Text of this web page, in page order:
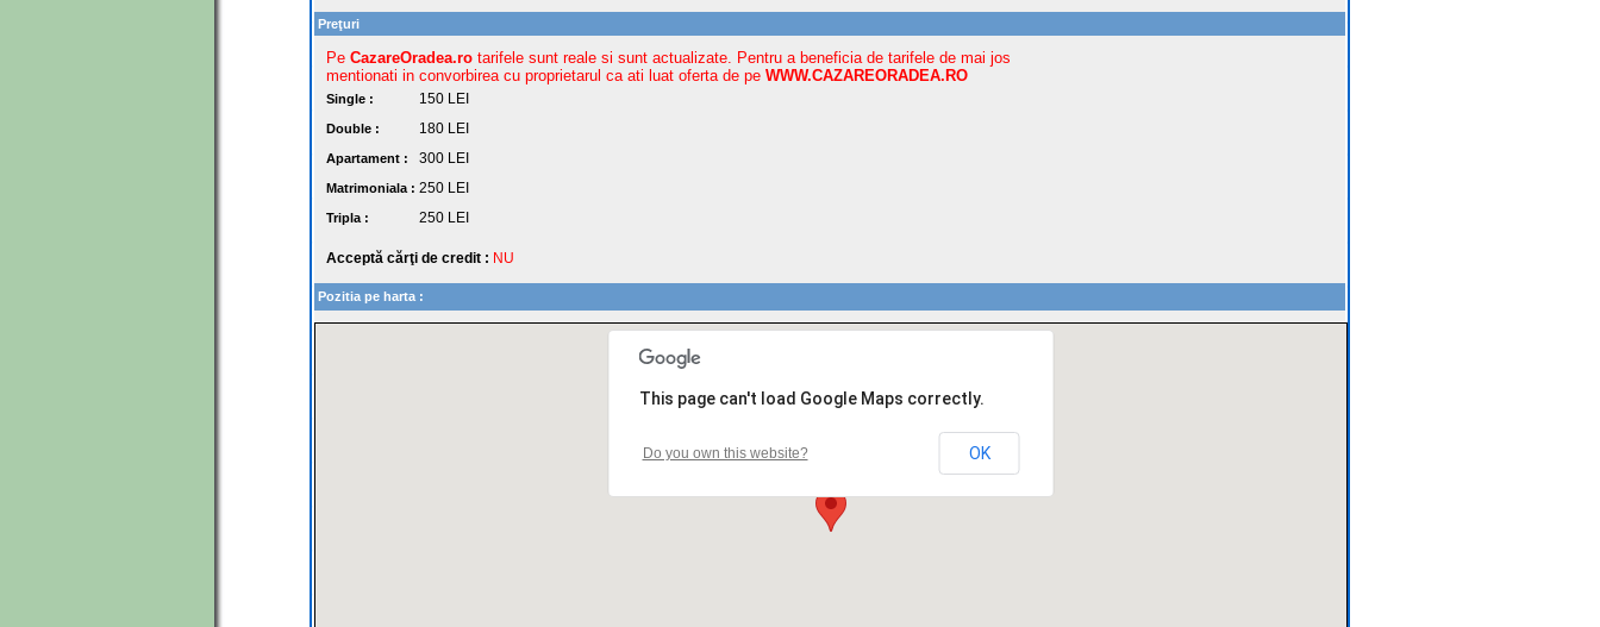
Preţuri
Pe CazareOradea.ro tarifele sunt reale si sunt actualizate. Pentru a beneficia de tarifele de mai jos
mentionati in convorbirea cu proprietarul ca ati luat oferta de pe WWW.CAZAREORADEA.RO
Single : 150 LEI
Double : 180 LEI
Apartament : 300 LEI
Matrimoniala : 250 LEI
Tripla : 250 LEI
Acceptă cărţi de credit : NU
Pozitia pe harta :
This page can't load Google Maps correctly.
Do you own this website? OK